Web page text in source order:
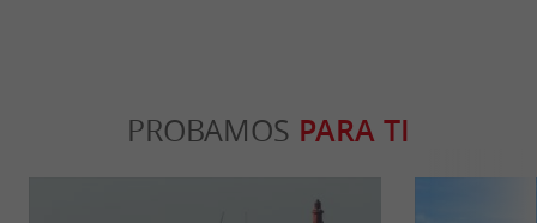
PROBAMOS PARA TI